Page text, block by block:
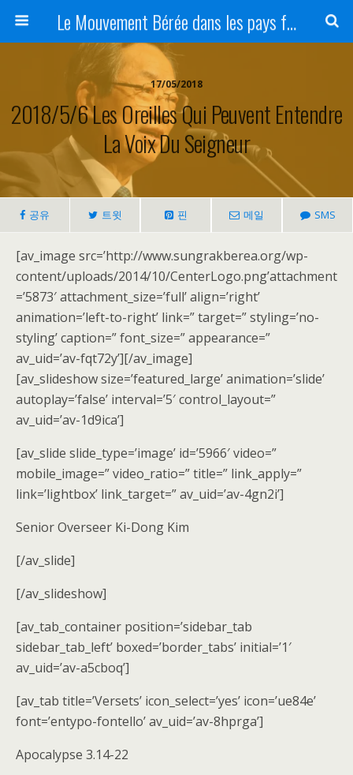
Le Mouvement Bérée dans les pays francophones
17/05/2018
2018/5/6 Les Oreilles Qui Peuvent Entendre
La Voix Du Seigneur
공유 트윗 핀 메일 SMS
[av_image src=’http://www.sungrakberea.org/wp-
content/uploads/2014/10/CenterLogo.png’attachment
=’5873′ attachment_size=’full’ align=’right’
animation=’left-to-right’ link=” target=” styling=’no-
styling’ caption=” font_size=” appearance=”
av_uid=’av-fqt72y’][/av_image]
[av_slideshow size=’featured_large’ animation=’slide’
autoplay=’false’ interval=’5′ control_layout=”
av_uid=’av-1d9ica’]
[av_slide slide_type=’image’ id=’5966′ video=”
mobile_image=” video_ratio=” title=” link_apply=”
link=’lightbox’ link_target=” av_uid=’av-4gn2i’]
Senior Overseer Ki-Dong Kim
[/av_slide]
[/av_slideshow]
[av_tab_container position=’sidebar_tab
sidebar_tab_left’ boxed=’border_tabs’ initial=’1′
av_uid=’av-a5cboq’]
[av_tab title=’Versets’ icon_select=’yes’ icon=’ue84e’
font=’entypo-fontello’ av_uid=’av-8hprga’]
Apocalypse 3.14-22